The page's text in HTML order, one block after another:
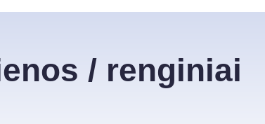
/ renginiai